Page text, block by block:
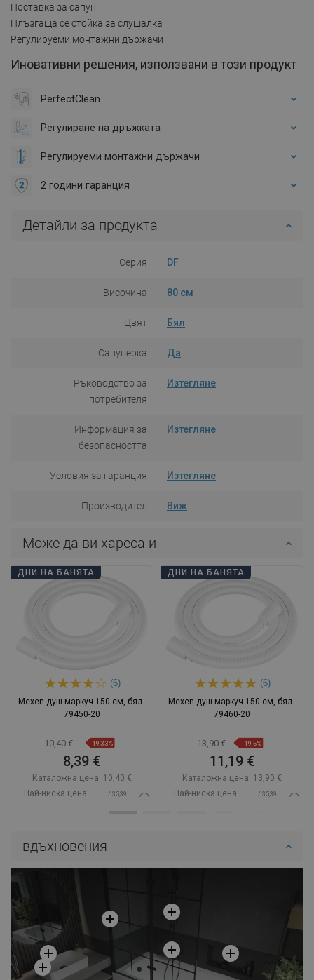
Поставка за сапун
Плъзгаща се стойка за слушалка
Регулируеми монтажни държачи
Иновативни решения, използвани в този продукт
PerfectClean
Регулиране на дръжката
Регулируеми монтажни държачи
2 години гаранция
Детайли за продукта
Серия DF
Височина 80 см
Цвят Бял
Сапунерка Да
Ръководство за
потребителя
Изтегляне
Информация за
безопасността
Изтегляне
Условия за гаранция Изтегляне
Производител Виж
Може да ви хареса и
ДНИ НА БАНЯТА
(6)
Mexen душ маркуч 150 см, бял -
79450-20
10,40 € -19,33%
8,39 €
Каталожна цена: 10,40 €
Най-ниска цена:
/ 35,39
Добави в количката
favorite_border Любима
Сравнете
ДНИ НА БАНЯТА
(6)
Mexen душ маркуч 150 см, бял -
79460-20
13,90 € -19,5%
11,19 €
Каталожна цена: 13,90 €
Най-ниска цена:
/ 35,39
Добави в количката
favorite_border Любима
Сравнете
вдъхновения